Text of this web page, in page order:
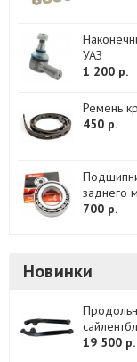
УАЗ
1 200 р.
Ремень
450 р.
заднего
700 р.
Новинки
19 500 р.